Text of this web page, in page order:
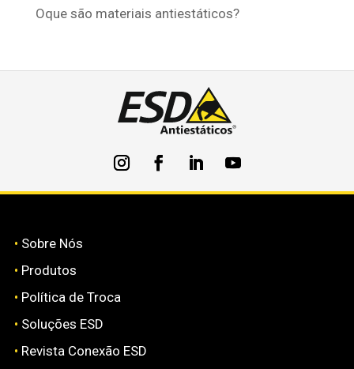
Oque são materiais antiestáticos?
• Sobre Nós
• Produtos
• Política de Troca
• Soluções ESD
• Revista Conexão ESD